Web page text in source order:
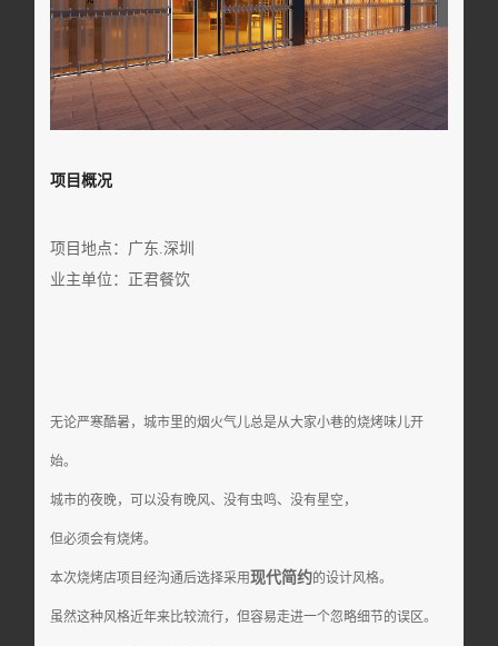
项目概况
项目地点：广东.深圳
业主单位：正君餐饮
无论严寒酷暑，城市里的烟火气儿总是从大家小巷的烧烤味儿开
始。
城市的夜晚，可以没有晚风、没有虫鸣、没有星空，
但必须会有烧烤。
本次烧烤店项目经沟通后选择采用现代简约的设计风格。
虽然这种风格近年来比较流行，但容易走进一个忽略细节的误区。